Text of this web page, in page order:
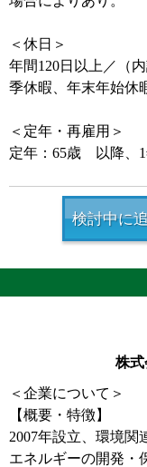
＜休日＞
年間120日以上／（
季休暇、年末年始休
＜定年・再雇用＞
定年：65歳 以降、1
検討中に
株
＜企業について＞
【概要・特徴】
2007年設立、環境
エネルギーの開発・